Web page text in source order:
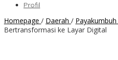
Profil
Homepage / Daerah / Payakumbuh
Bertransformasi ke Layar Digital